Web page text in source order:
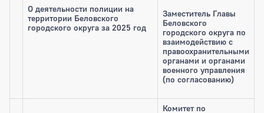
О деятельности полиции на
территории Беловского
городского округа за 2025 год
Заместитель Главы
Беловского
городского округа по
взаимодействию с
правоохранительными
органами и органами
военного управления
(по согласованию)
Комитет по